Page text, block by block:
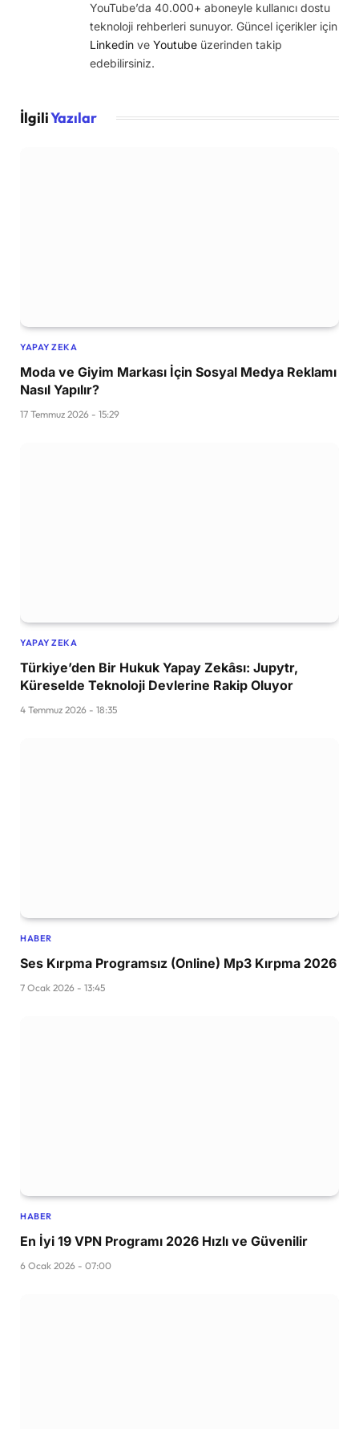
YouTube’da 40.000+ aboneyle kullanıcı dostu
teknoloji rehberleri sunuyor. Güncel içerikler için
Linkedin ve Youtube üzerinden takip
edebilirsiniz.
İlgiliYazılar
YAPAY ZEKA
Moda ve Giyim Markası İçin Sosyal Medya Reklamı
Nasıl Yapılır?
17 Temmuz 2026 - 15:29
YAPAY ZEKA
Türkiye’den Bir Hukuk Yapay Zekâsı: Jupytr,
Küreselde Teknoloji Devlerine Rakip Oluyor
4 Temmuz 2026 - 18:35
HABER
Ses Kırpma Programsız (Online) Mp3 Kırpma 2026
7 Ocak 2026 - 13:45
HABER
En İyi 19 VPN Programı 2026 Hızlı ve Güvenilir
6 Ocak 2026 - 07:00